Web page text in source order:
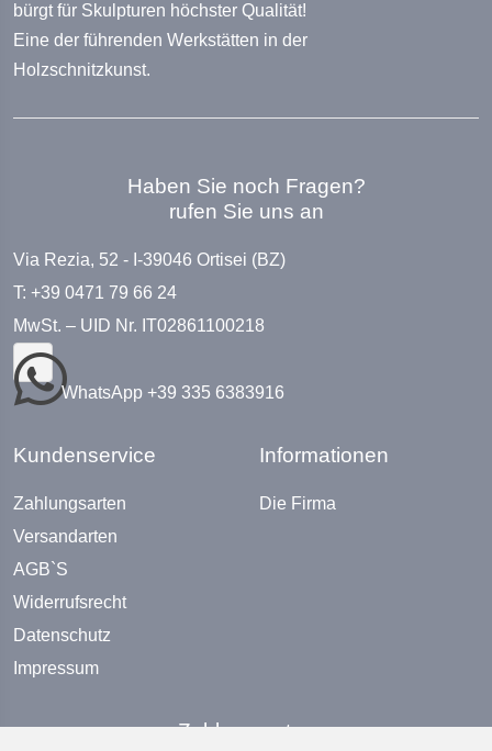
bürgt für Skulpturen höchster Qualität!
Eine der führenden Werkstätten in der
Holzschnitzkunst.
Haben Sie noch Fragen?
rufen Sie uns an
Via Rezia, 52 - I-39046 Ortisei (BZ)
T: +39 0471 79 66 24
MwSt. – UID Nr. IT02861100218
WhatsApp +39 335 6383916
Kundenservice
Zahlungsarten
Versandarten
AGB`S
Widerrufsrecht
Datenschutz
Impressum
Informationen
Die Firma
Zahlungsarten